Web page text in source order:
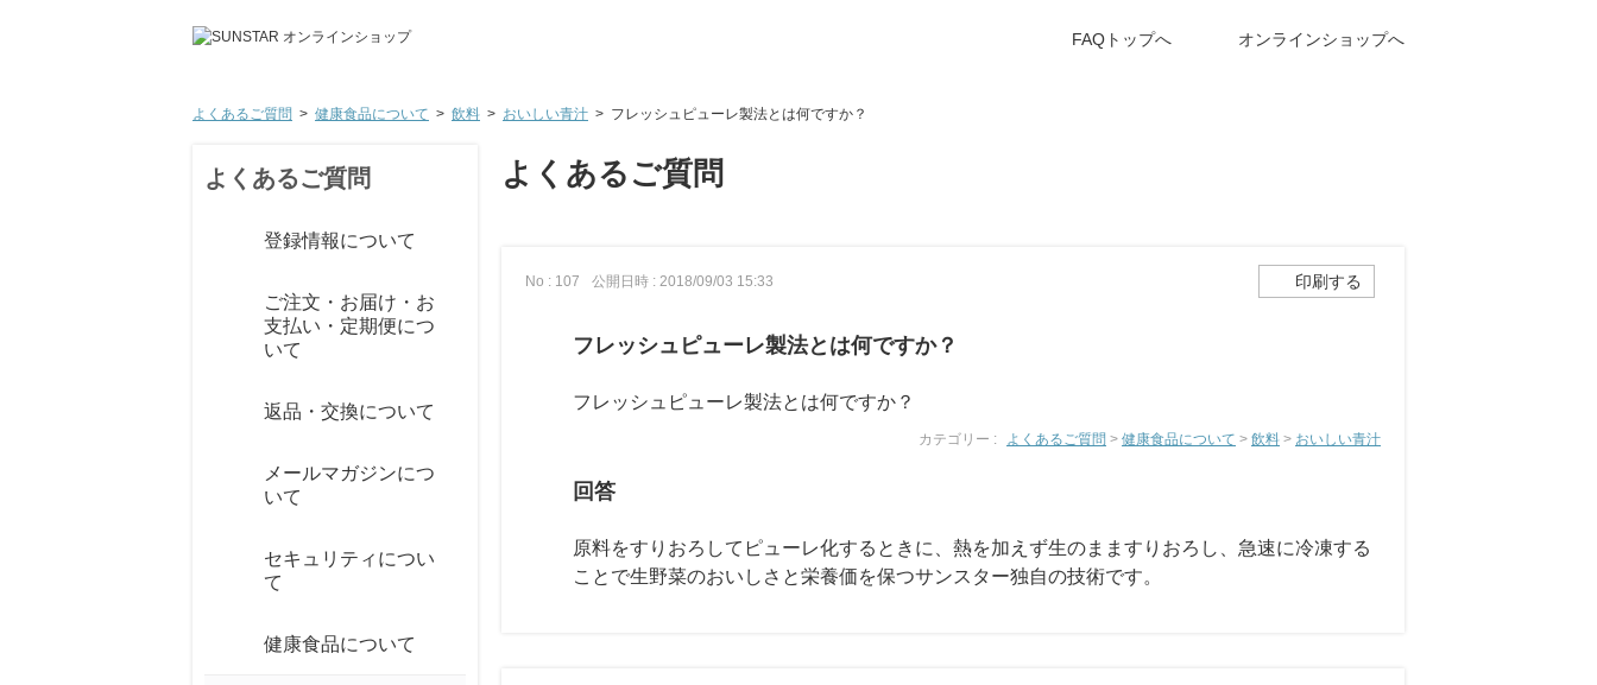
FAQトップへ オンラインショップへ
よくあるご質問 > 健康食品について > 飲料 > おいしい青汁 > フレッシュピューレ製法とは何ですか？
よくあるご質問
登録情報について
ご注文・お届け・お
支払い・定期便につ
いて
返品・交換について
メールマガジンにつ
いて
セキュリティについ
て
健康食品について
よくあるご質問
No : 107 公開日時 : 2018/09/03 15:33 印刷する
フレッシュピューレ製法とは何ですか？
フレッシュピューレ製法とは何ですか？
カテゴリー : よくあるご質問 > 健康食品について > 飲料 > おいしい青汁
回答
原料をすりおろしてピューレ化するときに、熱を加えず生のまますりおろし、急速に冷凍する
ことで生野菜のおいしさと栄養価を保つサンスター独自の技術です。